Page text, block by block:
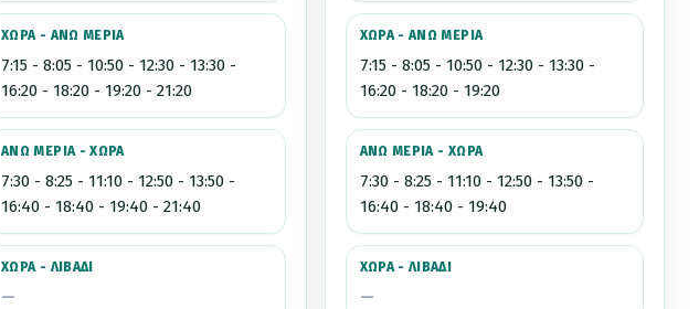
ΧΩΡΑ - ΑΝΩ ΜΕΡΙΑ
7:15 - 8:05 - 10:50 - 12:30 - 13:30 -
16:20 - 18:20 - 19:20 - 21:20
ΑΝΩ ΜΕΡΙΑ - ΧΩΡΑ
7:30 - 8:25 - 11:10 - 12:50 - 13:50 -
16:40 - 18:40 - 19:40 - 21:40
ΧΩΡΑ - ΛΙΒΑΔΙ
—
ΧΩΡΑ - ΑΝΩ ΜΕΡΙΑ
7:15 - 8:05 - 10:50 - 12:30 - 13:30 -
16:20 - 18:20 - 19:20
ΑΝΩ ΜΕΡΙΑ - ΧΩΡΑ
7:30 - 8:25 - 11:10 - 12:50 - 13:50 -
16:40 - 18:40 - 19:40
ΧΩΡΑ - ΛΙΒΑΔΙ
—